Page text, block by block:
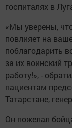
госпиталях в
«Мы уверены,
повлияет на
поблагодарить
за их воинский
работу!», -
пациентам
Татарстане,
Он пожелал